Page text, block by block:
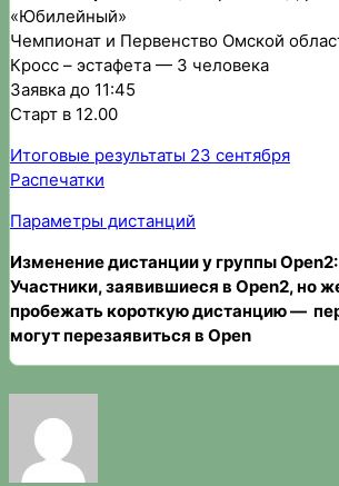
«Юбилейный»
Чемпионат и Первенство Омской
Кросс – эстафета — 3 человека
Заявка до 11:45
Старт в 12.00
Итоговые результаты 23 сентября
Распечатки
Параметры дистанций
Изменение дистанции у группы
Участники, заявившиеся в Open2, но
пробежать короткую дистанцию —
могут перезаявиться в Open